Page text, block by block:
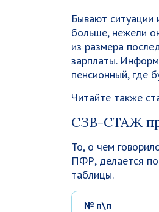
Бывают ситуации
больше, нежели
из размера
зарплаты.
пенсионный, где
Читайте также
СЗВ-СТАЖ
То, о чем
ПФР, делается
таблицы.
№ п\п